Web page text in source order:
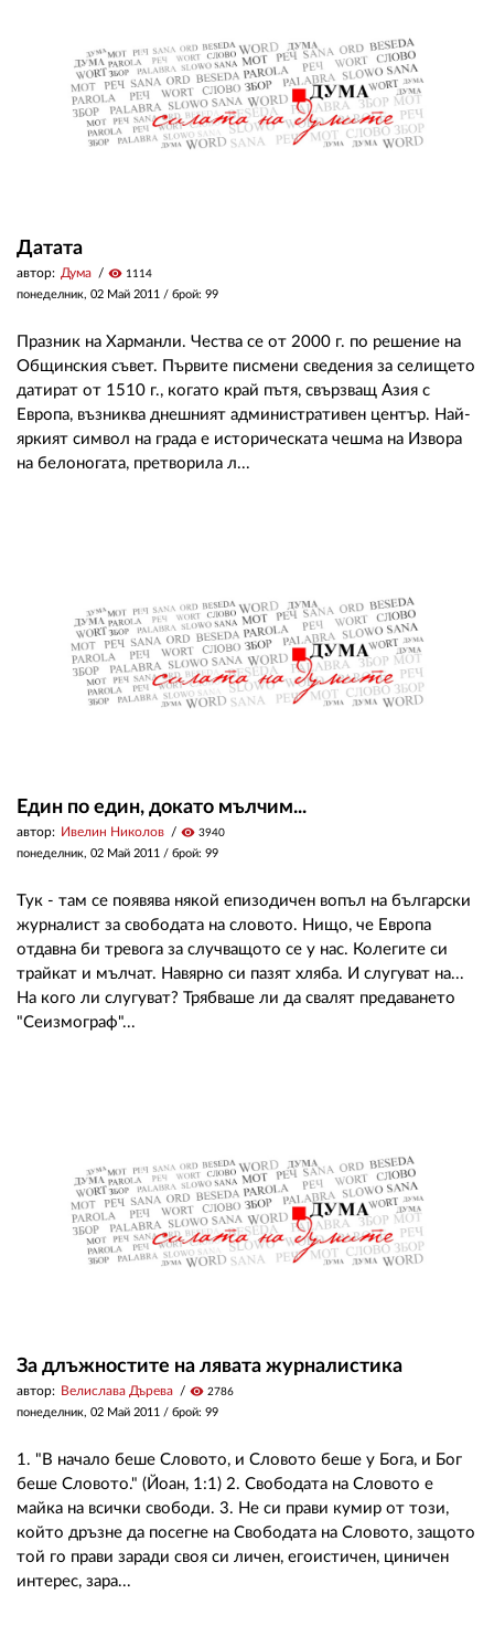
Датата
автор: Дума visibility 1114
понеделник, 02 Май 2011 / брой: 99
Празник на Харманли. Чества се от 2000 г. по решение на
Общинския съвет. Първите писмени сведения за селището
датират от 1510 г., когато край пътя, свързващ Азия с
Европа, възниква днешният административен център. Най-
яркият символ на града е историческата чешма на Извора
на белоногата, претворила л...
Един по един, докато мълчим...
автор: Ивелин Николов visibility 3940
понеделник, 02 Май 2011 / брой: 99
Тук - там се появява някой епизодичен вопъл на български
журналист за свободата на словото. Нищо, че Европа
отдавна би тревога за случващото се у нас. Колегите си
трайкат и мълчат. Навярно си пазят хляба. И слугуват на...
На кого ли слугуват? Трябваше ли да свалят предаването
"Сеизмограф"...
За длъжностите на лявата журналистика
автор: Велислава Дърева visibility 2786
понеделник, 02 Май 2011 / брой: 99
1. "В начало беше Словото, и Словото беше у Бога, и Бог
беше Словото." (Йоан, 1:1) 2. Свободата на Словото е
майка на всички свободи. 3. Не си прави кумир от този,
който дръзне да посегне на Свободата на Словото, защото
той го прави заради своя си личен, егоистичен, циничен
интерес, зара...